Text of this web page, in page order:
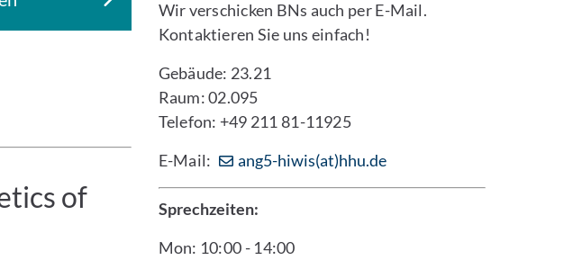
of
Wir verschicken BNs auch per E-Mail.
Kontaktieren Sie uns einfach!
Gebäude: 23.21
Raum: 02.095
Telefon: +49 211 81-11925
E-Mail:
ang5-hiwis(at)hhu.de
Sprechzeiten:
Mon: 10:00 - 14:00